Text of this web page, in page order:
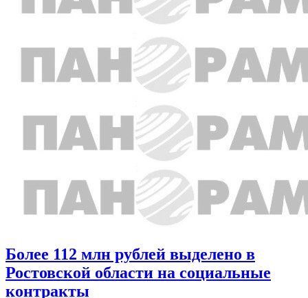
Более 112 млн рублей выделено в
Ростовской области на социальные
контракты